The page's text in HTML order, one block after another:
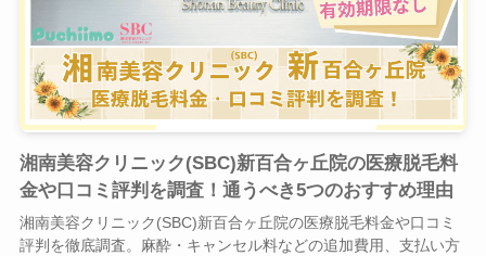
湘南美容クリニック(SBC)新百合ヶ丘院の医療脱毛料
金や口コミ評判を調査！通うべき5つのおすすめ理由
湘南美容クリニック(SBC)新百合ヶ丘院の医療脱毛料金や口コミ
評判を徹底調査。麻酔・キャンセル料などの追加費用、支払い方